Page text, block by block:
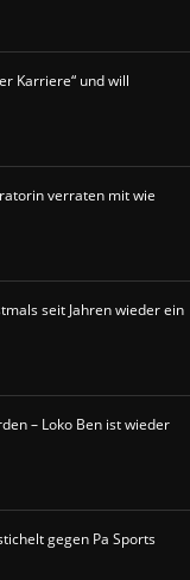
Karriere“ und will
verraten mit wie
seit Jahren wieder ein
– Loko Ben ist wieder
gegen Pa Sports